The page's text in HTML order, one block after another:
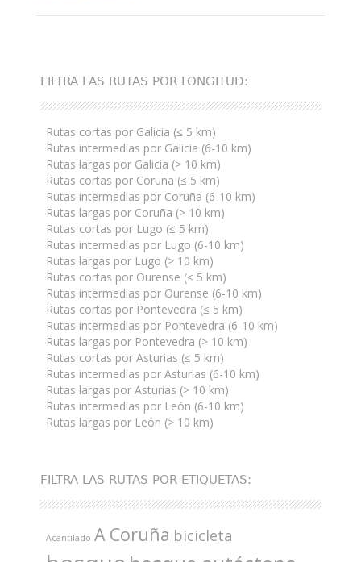
FILTRA LAS RUTAS POR LONGITUD:
Rutas cortas por Galicia (≤ 5 km)
Rutas intermedias por Galicia (6-10 km)
Rutas largas por Galicia (> 10 km)
Rutas cortas por Coruña (≤ 5 km)
Rutas intermedias por Coruña (6-10 km)
Rutas largas por Coruña (> 10 km)
Rutas cortas por Lugo (≤ 5 km)
Rutas intermedias por Lugo (6-10 km)
Rutas largas por Lugo (> 10 km)
Rutas cortas por Ourense (≤ 5 km)
Rutas intermedias por Ourense (6-10 km)
Rutas cortas por Pontevedra (≤ 5 km)
Rutas intermedias por Pontevedra (6-10 km)
Rutas largas por Pontevedra (> 10 km)
Rutas cortas por Asturias (≤ 5 km)
Rutas intermedias por Asturias (6-10 km)
Rutas largas por Asturias (> 10 km)
Rutas intermedias por León (6-10 km)
Rutas largas por León (> 10 km)
FILTRA LAS RUTAS POR ETIQUETAS:
Acantilado A Coruña bicicleta